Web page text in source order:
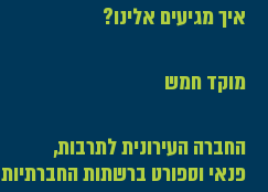
איך מגיעים אלינו?
מוקד חמש
החברה העירונית לתרבות,
פנאי וספורט ברשתות החברתיות